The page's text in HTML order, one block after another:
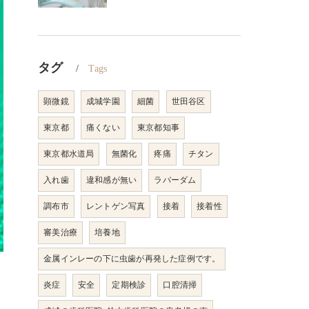
タグ Tags
顕微鏡 成城学園 細菌 世田谷区
東京都 痛くない 東京都知事
東京都水道局 無菌化 疼痛 チタン
入れ歯 違和感が無い ラバーダム
調布市 レントゲン写真 接着 接着性
審美治療 培養地
金属インレーの下に虫歯が再発した症例です。
炎症 安全 定期検診 口腔清掃